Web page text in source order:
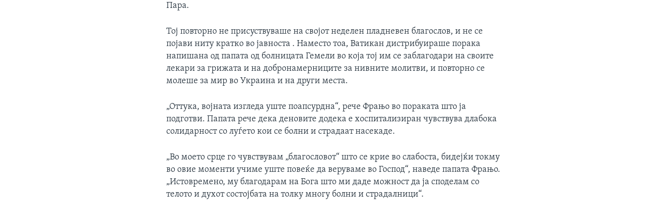
Пара.
Тој повторно не присуствуваше на својот неделен пладневен благослов, и не се
појави ниту кратко во јавноста . Наместо тоа, Ватикан дистрибуираше порака
напишана од папата од болницата Гемели во која тој им се заблагодари на своите
лекари за грижата и на добронамерниците за нивните молитви, и повторно се
молеше за мир во Украина и на други места.
„Оттука, војната изгледа уште поапсурдна“, рече Фрањо во пораката што ја
подготви. Папата рече дека деновите додека е хоспитализиран чувствува длабока
солидарност со луѓето кои се болни и страдаат насекаде.
„Во моето срце го чувствувам „благословот“ што се крие во слабоста, бидејќи токму
во овие моменти учиме уште повеќе да веруваме во Господ“, наведе папата Фрањо.
„Истовремено, му благодарам на Бога што ми даде можност да ја споделам со
телото и духот состојбата на толку многу болни и страдалници“.